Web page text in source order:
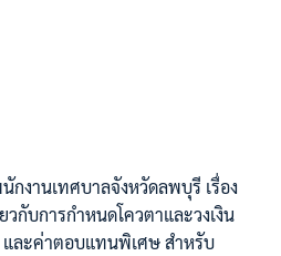
งานเทศบาลจังหวัดลพบุรี เรื่อง
กับการกำหนดโควตาและวงเงิน
และค่าตอบแทนพิเศษ สำหรับ